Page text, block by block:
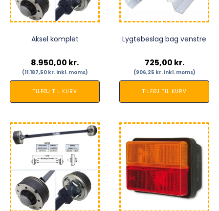
Aksel komplet
8.950,00 kr.
(11.187,50 kr.inkl. moms)
TILFØJ TIL KURV
Lygtebeslag bag venstre
725,00 kr.
(906,25 kr.inkl. moms)
TILFØJ TIL KURV